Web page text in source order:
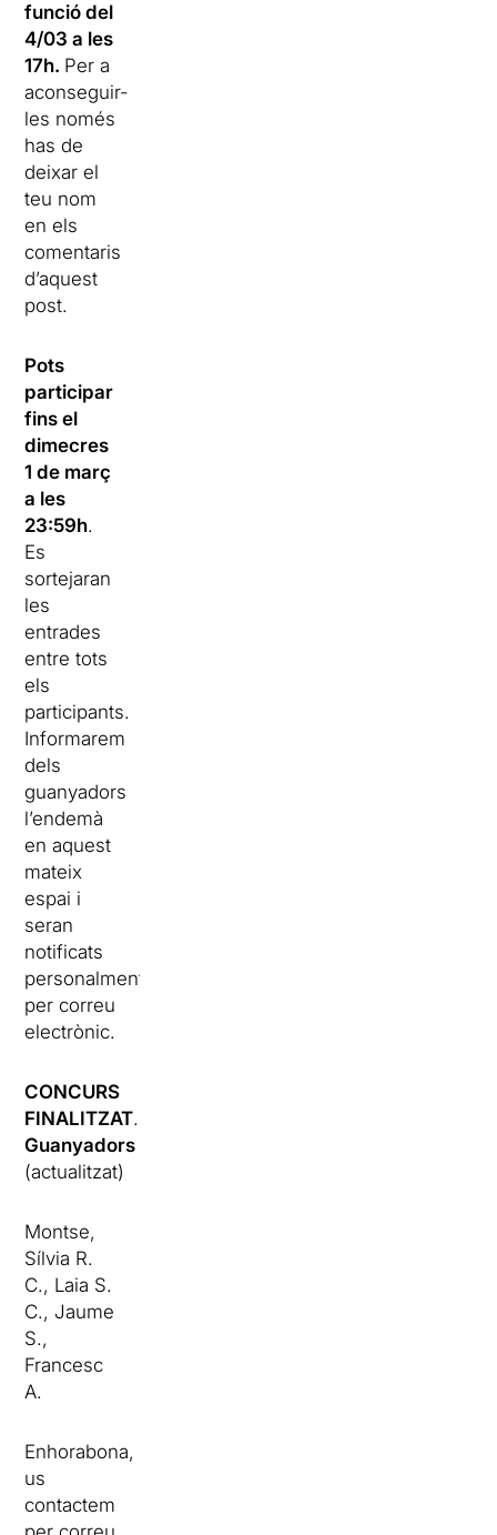
funció del
4/03 a les
17h. Per a
aconseguir-
les només
has de
deixar el
teu nom
en els
comentaris
d’aquest
post.
Pots
participar
fins el
dimecres
1 de març
a les
23:59h.
Es
sortejaran
les
entrades
entre tots
els
participants.
Informarem
dels
guanyadors
l’endemà
en aquest
mateix
espai i
seran
notificats
personalment
per correu
electrònic.
CONCURS
FINALITZAT.
Guanyadors
(actualitzat)
Montse,
Sílvia R.
C., Laia S.
C., Jaume
S.,
Francesc
A.
Enhorabona,
us
contactem